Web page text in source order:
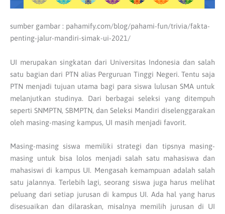
sumber gambar : pahamify.com/blog/pahami-fun/trivia/fakta-
penting-jalur-mandiri-simak-ui-2021/
UI merupakan singkatan dari Universitas Indonesia dan salah
satu bagian dari PTN alias Perguruan Tinggi Negeri. Tentu saja
PTN menjadi tujuan utama bagi para siswa lulusan SMA untuk
melanjutkan studinya. Dari berbagai seleksi yang ditempuh
seperti SNMPTN, SBMPTN, dan Seleksi Mandiri diselenggarakan
oleh masing-masing kampus, UI masih menjadi favorit.
Masing-masing siswa memiliki strategi dan tipsnya masing-
masing untuk bisa lolos menjadi salah satu mahasiswa dan
mahasiswi di kampus UI. Mengasah kemampuan adalah salah
satu jalannya. Terlebih lagi, seorang siswa juga harus melihat
peluang dari setiap jurusan di kampus UI. Ada hal yang harus
disesuaikan dan dilaraskan, misalnya memilih jurusan di UI